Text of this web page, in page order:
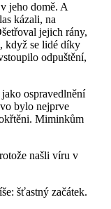
jeho domě. A
kázali, na
jejich rány,
když se lidé díky
odpuštění,
ospravedlnění
bylo nejprve
Miminkům
našli víru v
šťastný začátek.